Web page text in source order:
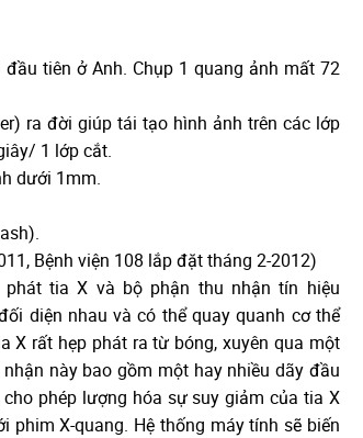
tiên ở Anh. Chụp 1 quang ảnh mất 72
ra đời giúp tái tạo hình ảnh trên các lớp
1 lớp cắt.
dưới 1mm.
Bệnh viện 108 lắp đặt tháng 2-2012)
tia X và bộ phận thu nhận tín hiệu
diện nhau và có thể quay quanh cơ thể
X rất hẹp phát ra từ bóng, xuyên qua một
này bao gồm một hay nhiều dãy đầu
phép lượng hóa sự suy giảm của tia X
X-quang. Hệ thống máy tính sẽ biến